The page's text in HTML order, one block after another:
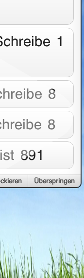
1
8
8
891
Überspringen